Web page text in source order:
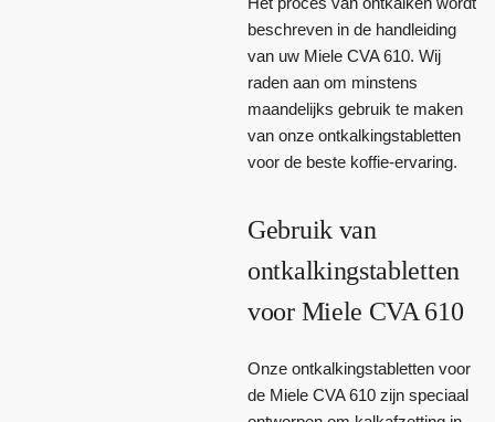
beschreven in de handleiding
van uw Miele CVA 610. Wij
raden aan om minstens
maandelijks gebruik te maken
van onze ontkalkingstabletten
voor de beste koffie-ervaring.
Gebruik van
ontkalkingstabletten
voor Miele CVA 610
Onze ontkalkingstabletten voor
de Miele CVA 610 zijn speciaal